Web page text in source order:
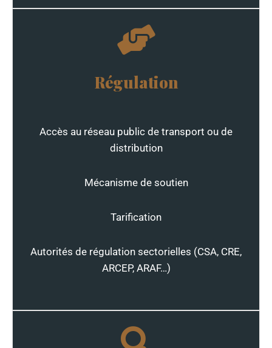
Régulation
Accès au réseau public de transport ou de
distribution
Mécanisme de soutien
Tarification
Autorités de régulation sectorielles (CSA, CRE,
ARCEP, ARAF…)